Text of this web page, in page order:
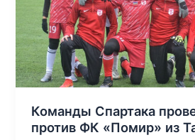
Команды Спартака
против ФК «Помир» из